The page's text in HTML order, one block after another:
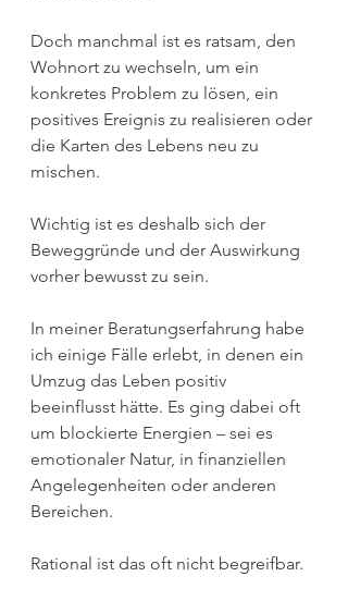
Doch manchmal ist es ratsam, den
Wohnort zu wechseln, um ein
konkretes Problem zu lösen, ein
positives Ereignis zu realisieren oder
die Karten des Lebens neu zu
mischen.
Wichtig ist es deshalb sich der
Beweggründe und der Auswirkung
vorher bewusst zu sein.
In meiner Beratungserfahrung habe
ich einige Fälle erlebt, in denen ein
Umzug das Leben positiv
beeinflusst hätte. Es ging dabei oft
um blockierte Energien – sei es
emotionaler Natur, in finanziellen
Angelegenheiten oder anderen
Bereichen.
Rational ist das oft nicht begreifbar.